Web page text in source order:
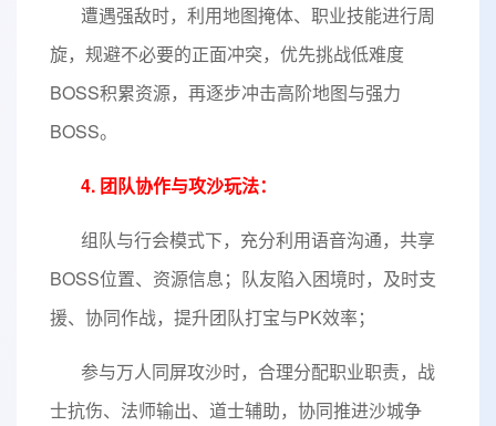
遭遇强敌时，利用地图掩体、职业技能进行周
旋，规避不必要的正面冲突，优先挑战低难度
BOSS积累资源，再逐步冲击高阶地图与强力
BOSS。
4. 团队协作与攻沙玩法：
组队与行会模式下，充分利用语音沟通，共享
BOSS位置、资源信息；队友陷入困境时，及时支
援、协同作战，提升团队打宝与PK效率；
参与万人同屏攻沙时，合理分配职业职责，战
士抗伤、法师输出、道士辅助，协同推进沙城争